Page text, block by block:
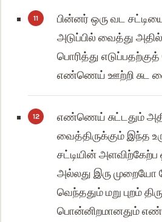
பின்னர் ஒரு வட
அடுப்பில் வைத்து
பொரித்து
எண்ணெய் ஊற்றி சுட
எண்ணெய் சுட்டதும்
வைத்திருக்கும் இந்த
சட்டியின்
அல்லது இரு முறையோ
வெந்ததும் மறு புறம்
பொன்னிறமானதும்